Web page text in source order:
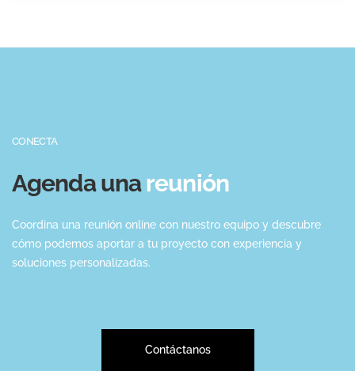
CONECTA
Agenda una reunión
Coordina una reunión online con nuestro equipo y descubre
cómo podemos aportar a tu proyecto con experiencia y
soluciones personalizadas.
Contáctanos